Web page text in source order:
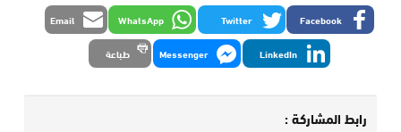
Facebook
Twitter
WhatsApp
Email
LinkedIn
Messenger طباعة
رابط المشاركة :